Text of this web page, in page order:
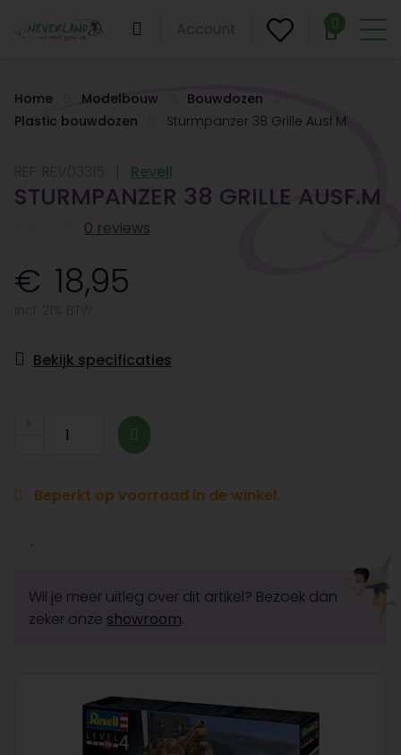
Account 0
Home Modelbouw
Bouwdozen
Plastic bouwdozen
Sturmpanzer 38 Grille Ausf.M
Revell
STURMPANZER 38 GRILLE AUSF.M
0 reviews
18,95
Bekijk specificaties
Beperkt op voorraad in de winkel.
Wil je meer uitleg over dit artikel? Bezoek dan
zeker onze showroom.